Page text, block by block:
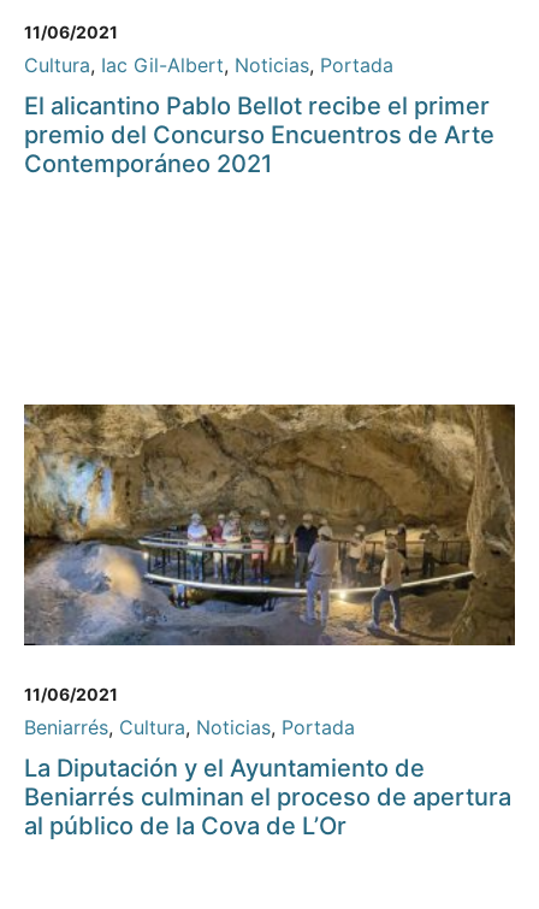
11/06/2021
Cultura, Iac Gil-Albert, Noticias, Portada
El alicantino Pablo Bellot recibe el primer
premio del Concurso Encuentros de Arte
Contemporáneo 2021
11/06/2021
Beniarrés, Cultura, Noticias, Portada
La Diputación y el Ayuntamiento de
Beniarrés culminan el proceso de apertura
al público de la Cova de L’Or